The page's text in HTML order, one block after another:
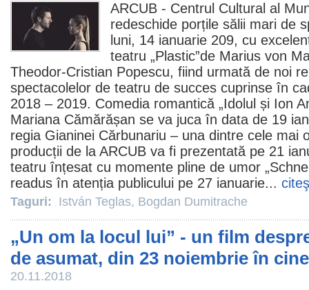
ARCUB - Centrul Cultural al
redeschide porțile sălii mari de
luni, 14 ianuarie 209, cu
teatru „Plastic”de Marius von
Theodor-Cristian Popescu, fiind urmată de noi
spectacolelor de teatru de succes cuprinse în
2018 – 2019. Comedia romantică „Idolul și Ion
Mariana Cămărășan se va juca în data de 19
regia Gianinei Cărbunariu – una dintre cele mai
producții de la ARCUB va fi prezentată pe 21
teatru înțesat cu momente pline de umor
readus în atenția publicului pe 27 ianuarie...
Taguri: István Teglas, Bogdan Dumitrache
„Un om la locul lui” - un film
de asumat, din 23 noiembrie în
20.11.2018